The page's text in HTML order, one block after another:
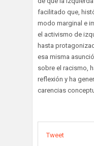
facilitado que,
modo marginal e
el activismo de
hasta
esa misma
sobre el racismo,
reflexión y ha
carencias
Tweet